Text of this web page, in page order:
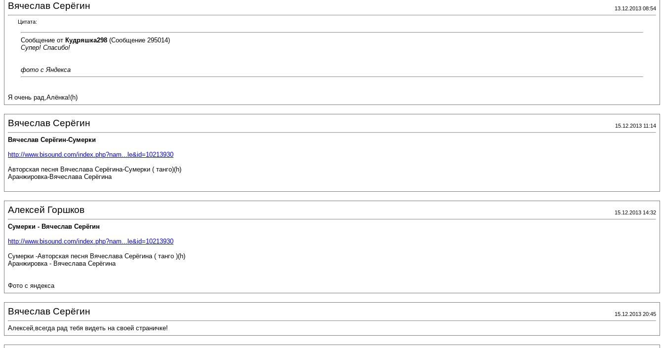
Вячеслав Серёгин 13.12.2013 08:54
Цитата:
Сообщение от Кудряшка298 (Сообщение 295014)
Супер! Спасибо!
фото с Яндекса
Я очень рад,Алёнка!(h)
Вячеслав Серёгин 15.12.2013 11:14
Вячеслав Серёгин-Сумерки
http://www.bisound.com/index.php?nam...le&id=10213930
Авторская песня Вячеслава Серёгина-Сумерки ( танго)(h)
Аранжировка-Вячеслава Серёгина
Алексей Горшков 15.12.2013 14:32
Сумерки - Вячеслав Серёгин
http://www.bisound.com/index.php?nam...le&id=10213930
Сумерки -Авторская песня Вячеслава Серёгина ( танго )(h)
Аранжировка - Вячеслава Серёгина
Фото с яндекса
Вячеслав Серёгин 15.12.2013 20:45
Алексей,всегда рад тебя видеть на своей страничке!